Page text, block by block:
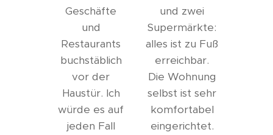
Geschäfte
und
Restaurants
buchstäblich
vor der
Haustür. Ich
würde es auf
jeden Fall
und zwei
Supermärkte:
alles ist zu Fuß
erreichbar.
Die Wohnung
selbst ist sehr
komfortabel
eingerichtet.